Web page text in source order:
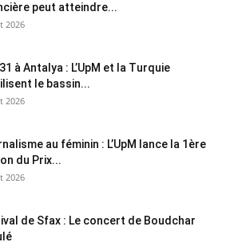
peut atteindre...
2026
à Antalya : L’UpM et la Turquie
le bassin...
2026
au féminin : L’UpM lance la 1ère
du Prix...
2026
de Sfax : Le concert de Boudchar